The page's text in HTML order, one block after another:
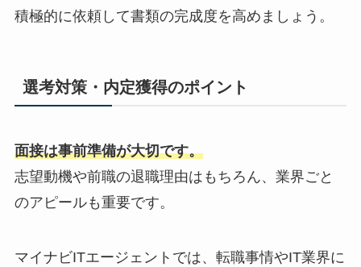
積極的に依頼して書類の完成度を高めましょう。
選考対策・内定獲得のポイント
面接は事前準備が大切です。
志望動機や前職の退職理由はもちろん、業界ごと
のアピールも重要です。
マイナビITエージェントでは、転職事情やIT業界に